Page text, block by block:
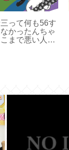
って何も56す
かったんちゃ
まで悪い人じ